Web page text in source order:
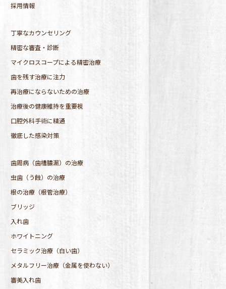
採用情報
丁寧なカウンセリング
精密な審査・診断
マイクロスコープによる精密治療
歯を残す治療に注力
再治療にならないための治療
治療後の健康維持を重要視
口腔外科手術に精通
徹底した感染対策
歯周病（歯槽膿漏）の治療
虫歯（う蝕）の治療
根の治療（根管治療）
ブリッジ
入れ歯
ホワイトニング
セラミック治療（白い歯）
メタルフリー治療（金属を使わない）
審美入れ歯